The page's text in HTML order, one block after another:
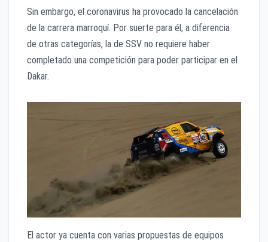
Sin embargo, el coronavirus ha provocado la cancelación
de la carrera marroquí. Por suerte para él, a diferencia
de otras categorías, la de SSV no requiere haber
completado una competición para poder participar en el
Dakar.
El actor ya cuenta con varias propuestas de equipos